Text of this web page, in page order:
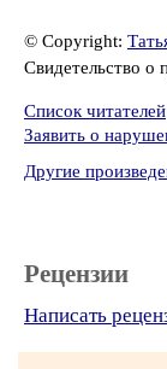
© Copyright:
Свидетельство о
Список читателей
Заявить о
Другие
Рецензии
Написать